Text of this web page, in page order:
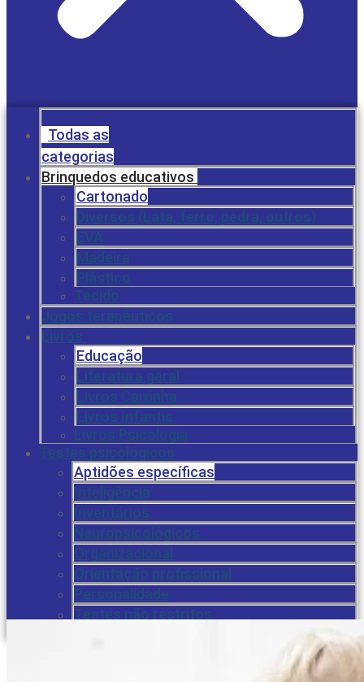
Todas as
categorias
Brinquedos educativos
Cartonado
Diversos (Lata, ferro, pedra, outros)
EVA
Madeira
Plástico
Tecido
Jogos terapêuticos
Livros
Educação
Literatura geral
Livros Caixinha
Livros Infantis
Livros Psicologia
Testes psicológicos
Aptidões específicas
Inteligência
Inventários
Neuropsicológicos
Organizacional
Orientação profissional
Personalidade
Testes não restritos